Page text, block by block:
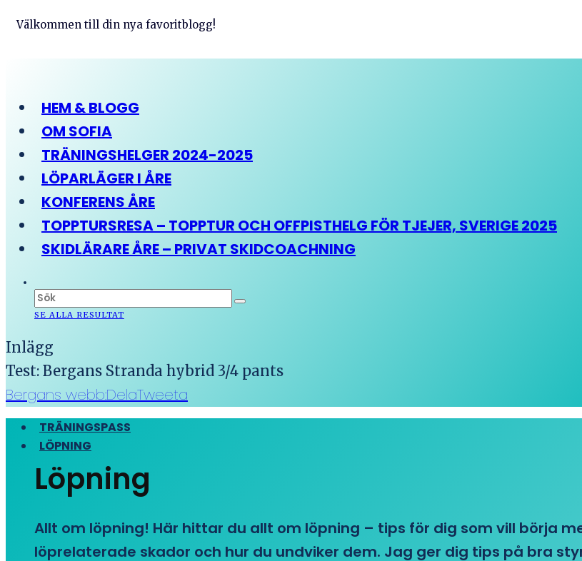
Välkommen till din nya favoritblogg!
HEM & BLOGG
OM SOFIA
TRÄNINGSHELGER 2024-2025
LÖPARLÄGER I ÅRE
KONFERENS ÅRE
TOPPTURSRESA – TOPPTUR OCH OFFPISTHELG FÖR TJEJER, SVERIGE 2025
SKIDLÄRARE ÅRE – PRIVAT SKIDCOACHNING
SE ALLA RESULTAT
Inlägg
Test: Bergans Stranda hybrid 3/4 pants
Bergans webb:DelaTweeta
TRÄNINGSPASS
LÖPNING
Löpning
Allt om löpning! Här hittar du allt om löpning – tips för dig som vill börja
löprelaterade skador och hur du undviker dem. Jag ger dig tips på bra